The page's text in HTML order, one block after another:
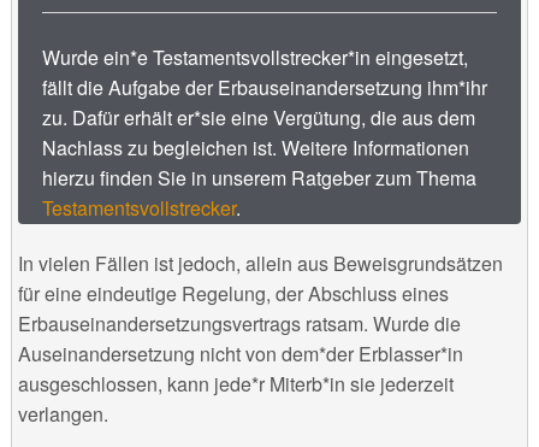
Wurde ein*e Testamentsvollstrecker*in eingesetzt,
fällt die Aufgabe der Erbauseinandersetzung ihm*ihr
zu. Dafür erhält er*sie eine Vergütung, die aus dem
Nachlass zu begleichen ist. Weitere Informationen
hierzu finden Sie in unserem Ratgeber zum Thema
Testamentsvollstrecker.
In vielen Fällen ist jedoch, allein aus Beweisgrundsätzen
für eine eindeutige Regelung, der Abschluss eines
Erbauseinandersetzungsvertrags ratsam. Wurde die
Auseinandersetzung nicht von dem*der Erblasser*in
ausgeschlossen, kann jede*r Miterb*in sie jederzeit
verlangen.